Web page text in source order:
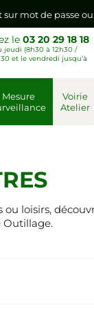
mot de passe
connexion
sur mot de passe
le03 20 29 18 18
jeudi (8h30 à 12h30 /
et le vendredi jusqu’à
Mesure
Voirie
Atelier
loisirs,
Outillage.